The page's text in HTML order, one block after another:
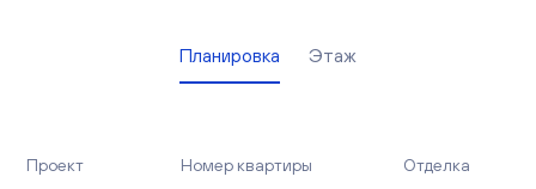
Планировка Этаж
Проект Номер квартиры Отделка